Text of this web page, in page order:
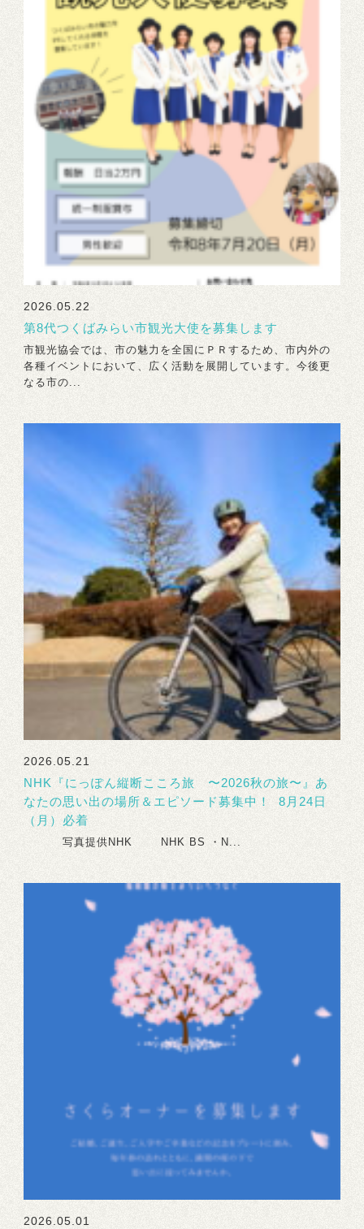
2026.05.22
第8代つくばみらい市観光大使を募集します
市観光協会では、市の魅力を全国にＰＲするため、市内外の
各種イベントにおいて、広く活動を展開しています。今後更
なる市の...
2026.05.21
NHK『にっぽん縦断こころ旅 〜2026秋の旅〜』あ
なたの思い出の場所＆エピソード募集中！ 8月24日
（月）必着
写真提供NHK NHK BS ・N...
2026.05.01